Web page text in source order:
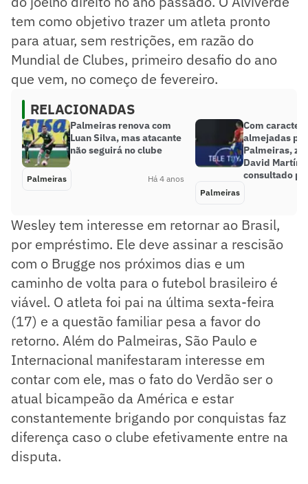
tem como objetivo trazer um atleta pronto
para atuar, sem restrições, em razão do
Mundial de Clubes, primeiro desafio do ano
que vem, no começo de fevereiro.
RELACIONADAS
Palmeiras renova com
Luan Silva, mas atacante
não seguirá no clube
Palmeiras Há 4 anos
Com
almejadas
Palmeiras,
David
consultado
Palmeiras
Wesley tem interesse em retornar ao Brasil,
por empréstimo. Ele deve assinar a rescisão
com o Brugge nos próximos dias e um
caminho de volta para o futebol brasileiro é
viável. O atleta foi pai na última sexta-feira
(17) e a questão familiar pesa a favor do
retorno. Além do Palmeiras, São Paulo e
Internacional manifestaram interesse em
contar com ele, mas o fato do Verdão ser o
atual bicampeão da América e estar
constantemente brigando por conquistas faz
diferença caso o clube efetivamente entre na
disputa.